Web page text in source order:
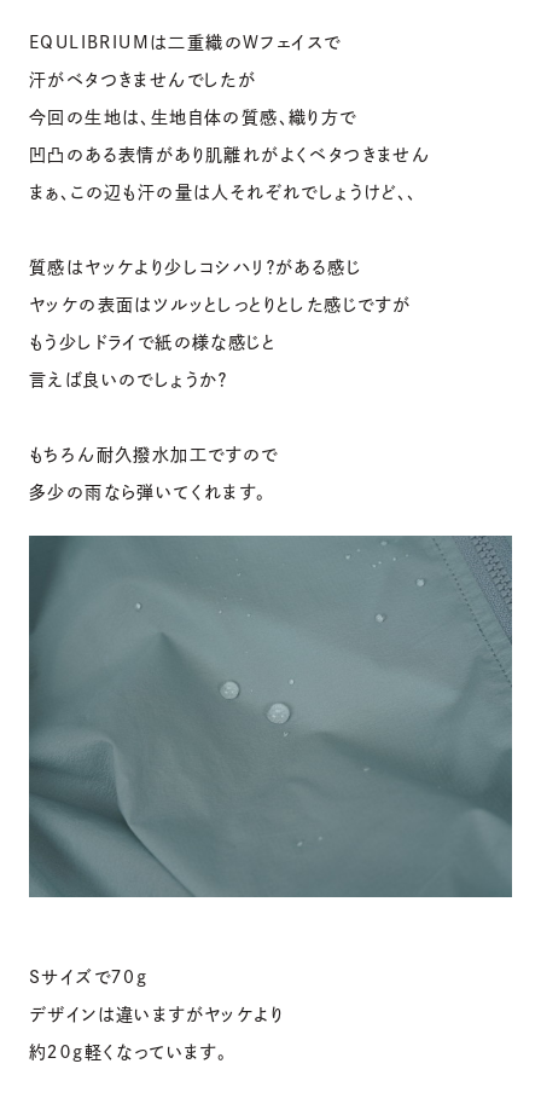
EQULIBRIUMは二重織のWフェイスで
汗がベタつきませんでしたが
今回の生地は、生地自体の質感、織り方で
凹凸のある表情があり肌離れがよくベタつきません
まぁ、この辺も汗の量は人それぞれでしょうけど、、
質感はヤッケより少しコシハリ？がある感じ
ヤッケの表面はツルッとしっとりとした感じですが
もう少しドライで紙の様な感じと
言えば良いのでしょうか？
もちろん耐久撥水加工ですので
多少の雨なら弾いてくれます。
Sサイズで７0g
デザインは違いますがヤッケより
約２０g軽くなっています。